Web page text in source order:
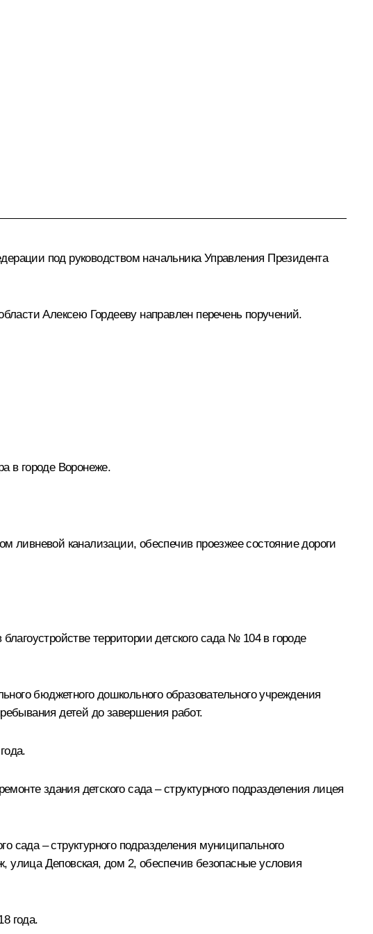
под руководством начальника Управления Президента
Алексею Гордееву направлен перечень поручений.
в городе Воронеже.
ливневой канализации, обеспечив проезжее состояние дороги
территории детского сада № 104 в городе
бюджетного дошкольного образовательного учреждения
детей до завершения работ.
здания детского сада – структурного подразделения лицея
сада – структурного подразделения муниципального
улица Деповская, дом 2, обеспечив безопасные условия
года.